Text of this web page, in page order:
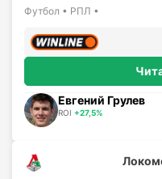
Футбол • РПЛ •
Евгений Грулев
ROI +27,5%